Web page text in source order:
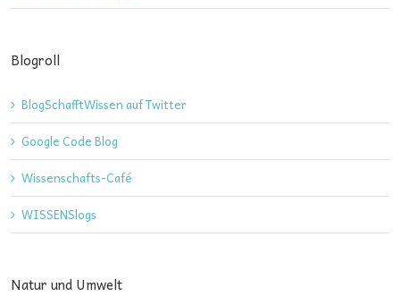
Blogroll
BlogSchafftWissen auf Twitter
Google Code Blog
Wissenschafts-Café
WISSENSlogs
Natur und Umwelt